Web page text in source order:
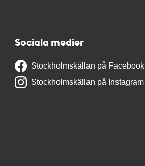
Sociala medier
Stockholmskällan på Facebook
Stockholmskällan på Instagram